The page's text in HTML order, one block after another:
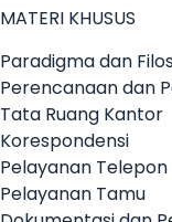
MATERI KHUSUS
Paradigma dan
Perencanaan dan
Tata Ruang Kantor
Korespondensi
Pelayanan Telepon
Pelayanan Tamu